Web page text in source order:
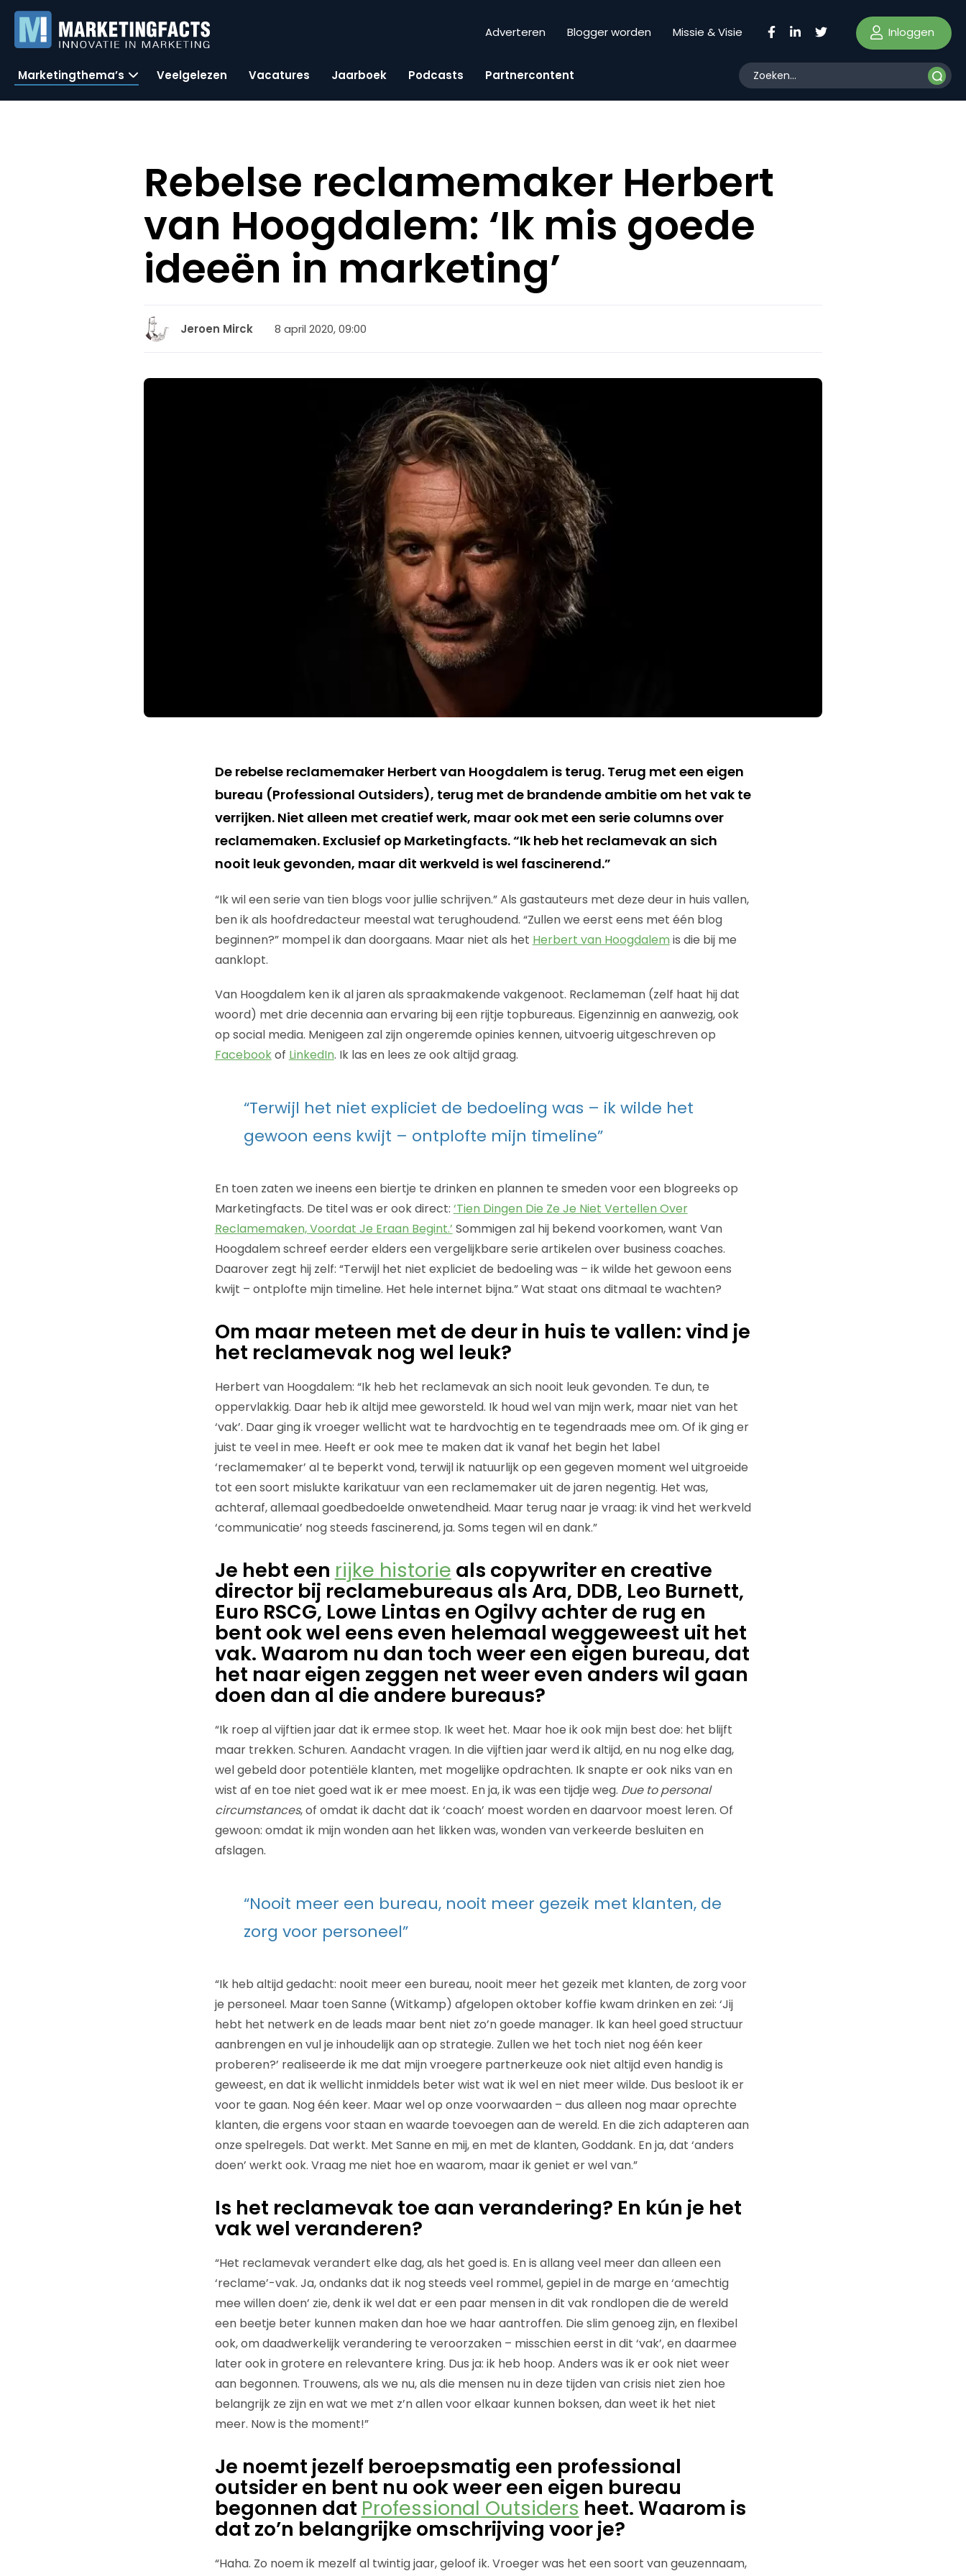
Adverteren Blogger worden Missie & Visie Inloggen
Marketingthema’s Veelgelezen Vacatures Jaarboek Podcasts Partnercontent
Rebelse reclamemaker Herbert
van Hoogdalem: ‘Ik mis goede
ideeën in marketing’
Jeroen Mirck 8 april 2020, 09:00
De rebelse reclamemaker Herbert van Hoogdalem is terug. Terug met een eigen
bureau (Professional Outsiders), terug met de brandende ambitie om het vak te
verrijken. Niet alleen met creatief werk, maar ook met een serie columns over
reclamemaken. Exclusief op Marketingfacts. “Ik heb het reclamevak an sich
nooit leuk gevonden, maar dit werkveld is wel fascinerend.”
“Ik wil een serie van tien blogs voor jullie schrijven.” Als gastauteurs met deze deur in huis vallen,
ben ik als hoofdredacteur meestal wat terughoudend. “Zullen we eerst eens met één blog
beginnen?” mompel ik dan doorgaans. Maar niet als het Herbert van Hoogdalem is die bij me
aanklopt.
Van Hoogdalem ken ik al jaren als spraakmakende vakgenoot. Reclameman (zelf haat hij dat
woord) met drie decennia aan ervaring bij een rijtje topbureaus. Eigenzinnig en aanwezig, ook
op social media. Menigeen zal zijn ongeremde opinies kennen, uitvoerig uitgeschreven op
Facebookof LinkedIn. Ik las en lees ze ook altijd graag.
“Terwijl het niet expliciet de bedoeling was – ik wilde het
gewoon eens kwijt – ontplofte mijn timeline”
En toen zaten we ineens een biertje te drinken en plannen te smeden voor een blogreeks op
Marketingfacts. De titel was er ook direct: ‘Tien Dingen Die Ze Je Niet Vertellen Over
Reclamemaken, Voordat Je Eraan Begint.’ Sommigen zal hij bekend voorkomen, want Van
Hoogdalem schreef eerder elders een vergelijkbare serie artikelen over business coaches.
Daarover zegt hij zelf: “Terwijl het niet expliciet de bedoeling was – ik wilde het gewoon eens
kwijt – ontplofte mijn timeline. Het hele internet bijna.” Wat staat ons ditmaal te wachten?
Om maar meteen met de deur in huis te vallen: vind je
het reclamevak nog wel leuk?
Herbert van Hoogdalem: “Ik heb het reclamevak an sich nooit leuk gevonden. Te dun, te
oppervlakkig. Daar heb ik altijd mee geworsteld. Ik houd wel van mijn werk, maar niet van het
‘vak’. Daar ging ik vroeger wellicht wat te hardvochtig en te tegendraads mee om. Of ik ging er
juist te veel in mee. Heeft er ook mee te maken dat ik vanaf het begin het label
‘reclamemaker’ al te beperkt vond, terwijl ik natuurlijk op een gegeven moment wel uitgroeide
tot een soort mislukte karikatuur van een reclamemaker uit de jaren negentig. Het was,
achteraf, allemaal goedbedoelde onwetendheid. Maar terug naar je vraag: ik vind het werkveld
‘communicatie’ nog steeds fascinerend, ja. Soms tegen wil en dank.”
Je hebt een rijke historie als copywriter en creative
director bij reclamebureaus als Ara, DDB, Leo Burnett,
Euro RSCG, Lowe Lintas en Ogilvy achter de rug en
bent ook wel eens even helemaal weggeweest uit het
vak. Waarom nu dan toch weer een eigen bureau, dat
het naar eigen zeggen net weer even anders wil gaan
doen dan al die andere bureaus?
“Ik roep al vijftien jaar dat ik ermee stop. Ik weet het. Maar hoe ik ook mijn best doe: het blijft
maar trekken. Schuren. Aandacht vragen. In die vijftien jaar werd ik altijd, en nu nog elke dag,
wel gebeld door potentiële klanten, met mogelijke opdrachten. Ik snapte er ook niks van en
wist af en toe niet goed wat ik er mee moest. En ja, ik was een tijdje weg. Due to personal
circumstances, of omdat ik dacht dat ik ‘coach’ moest worden en daarvoor moest leren. Of
gewoon: omdat ik mijn wonden aan het likken was, wonden van verkeerde besluiten en
afslagen.
“Nooit meer een bureau, nooit meer gezeik met klanten, de
zorg voor personeel”
“Ik heb altijd gedacht: nooit meer een bureau, nooit meer het gezeik met klanten, de zorg voor
je personeel. Maar toen Sanne (Witkamp) afgelopen oktober koffie kwam drinken en zei: ‘Jij
hebt het netwerk en de leads maar bent niet zo’n goede manager. Ik kan heel goed structuur
aanbrengen en vul je inhoudelijk aan op strategie. Zullen we het toch niet nog één keer
proberen?’ realiseerde ik me dat mijn vroegere partnerkeuze ook niet altijd even handig is
geweest, en dat ik wellicht inmiddels beter wist wat ik wel en niet meer wilde. Dus besloot ik er
voor te gaan. Nog één keer. Maar wel op onze voorwaarden – dus alleen nog maar oprechte
klanten, die ergens voor staan en waarde toevoegen aan de wereld. En die zich adapteren aan
onze spelregels. Dat werkt. Met Sanne en mij, en met de klanten, Goddank. En ja, dat ‘anders
doen’ werkt ook. Vraag me niet hoe en waarom, maar ik geniet er wel van.”
Is het reclamevak toe aan verandering? En kún je het
vak wel veranderen?
“Het reclamevak verandert elke dag, als het goed is. En is allang veel meer dan alleen een
‘reclame’-vak. Ja, ondanks dat ik nog steeds veel rommel, gepiel in de marge en ‘amechtig
mee willen doen’ zie, denk ik wel dat er een paar mensen in dit vak rondlopen die de wereld
een beetje beter kunnen maken dan hoe we haar aantroffen. Die slim genoeg zijn, en flexibel
ook, om daadwerkelijk verandering te veroorzaken – misschien eerst in dit ‘vak’, en daarmee
later ook in grotere en relevantere kring. Dus ja: ik heb hoop. Anders was ik er ook niet weer
aan begonnen. Trouwens, als we nu, als die mensen nu in deze tijden van crisis niet zien hoe
belangrijk ze zijn en wat we met z’n allen voor elkaar kunnen boksen, dan weet ik het niet
meer. Now is the moment!”
Je noemt jezelf beroepsmatig een professional
outsider en bent nu ook weer een eigen bureau
begonnen dat Professional Outsiders heet. Waarom is
dat zo’n belangrijke omschrijving voor je?
“Haha. Zo noem ik mezelf al twintig jaar, geloof ik. Vroeger was het een soort van geuzennaam,